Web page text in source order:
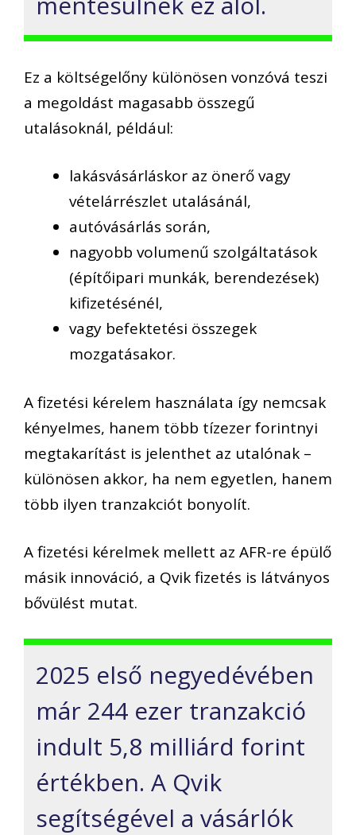
Ez a költségelőny különösen vonzóvá teszi
a megoldást magasabb összegű
utalásoknál, például:
lakásvásárláskor az önerő vagy
vételárrészlet utalásánál,
autóvásárlás során,
nagyobb volumenű szolgáltatások
(építőipari munkák, berendezések)
kifizetésénél,
vagy befektetési összegek
mozgatásakor.
A fizetési kérelem használata így nemcsak
kényelmes, hanem több tízezer forintnyi
megtakarítást is jelenthet az utalónak –
különösen akkor, ha nem egyetlen, hanem
több ilyen tranzakciót bonyolít.
A fizetési kérelmek mellett az AFR-re épülő
másik innováció, a Qvik fizetés is látványos
bővülést mutat.
2025 első negyedévében
már 244 ezer tranzakció
indult 5,8 milliárd forint
értékben. A Qvik
segítségével a vásárlók